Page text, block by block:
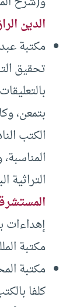
الدين
مكتبة
تحقيق
بتمعن،
الكتب
التراثية
إهداءات
مكتبة
مكتبة
كلفا